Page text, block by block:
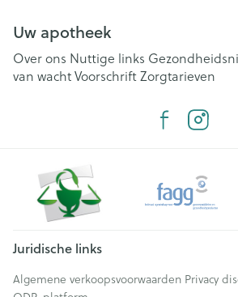
Uw apotheek
Over ons Nuttige links
van wachtVoorschriftZorgtarieven
Juridische links
Algemene verkoopsvoorwaarden Privacy